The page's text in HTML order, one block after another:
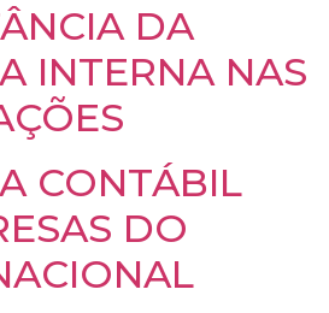
DA
INTERNA NAS
CONTÁBIL
DO